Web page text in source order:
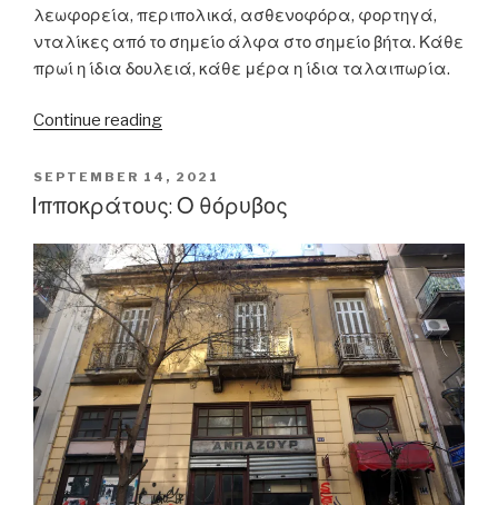
λεωφορεία, περιπολικά, ασθενοφόρα, φορτηγά,
νταλίκες από το σημείο άλφα στο σημείο βήτα. Κάθε
πρωί η ίδια δουλειά, κάθε μέρα η ίδια ταλαιπωρία.
Continue reading“Πράσινο
οχήματα
κάτω”
POSTED
ON
SEPTEMBER 14, 2021
Ιπποκράτους: Ο θόρυβος